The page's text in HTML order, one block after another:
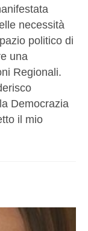
necessità
politico di
una
Regionali.
Democrazia
il mio